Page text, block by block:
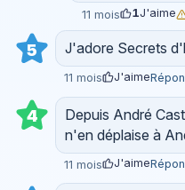
11 mois 1J'aime
5 J'adore Secrets
11 mois J'aime
4
Depuis André
n'en déplaise à
11 mois J'aime